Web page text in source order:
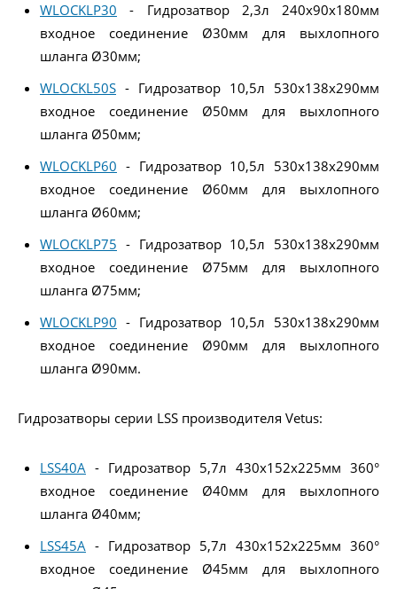
WLOCKLP30 - Гидрозатвор 2,3л 240x90x180мм
входное соединение Ø30мм для выхлопного
шланга Ø30мм;
WLOCKL50S - Гидрозатвор 10,5л 530x138x290мм
входное соединение Ø50мм для выхлопного
шланга Ø50мм;
WLOCKLP60 - Гидрозатвор 10,5л 530x138x290мм
входное соединение Ø60мм для выхлопного
шланга Ø60мм;
WLOCKLP75 - Гидрозатвор 10,5л 530x138x290мм
входное соединение Ø75мм для выхлопного
шланга Ø75мм;
WLOCKLP90 - Гидрозатвор 10,5л 530x138x290мм
входное соединение Ø90мм для выхлопного
шланга Ø90мм.
Гидрозатворы серии LSS производителя Vetus:
LSS40A - Гидрозатвор 5,7л 430x152x225мм 360°
входное соединение Ø40мм для выхлопного
шланга Ø40мм;
LSS45A - Гидрозатвор 5,7л 430x152x225мм 360°
входное соединение Ø45мм для выхлопного